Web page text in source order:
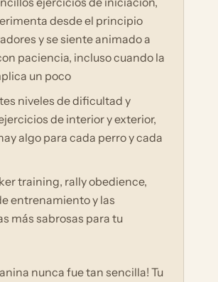
desde el principio
y se siente animado a
paciencia, incluso cuando la
un poco
niveles de dificultad y
de interior y exterior,
algo para cada perro y cada
training, rally obedience,
entrenamiento y las
más sabrosas para tu
nunca fue tan sencilla! Tu